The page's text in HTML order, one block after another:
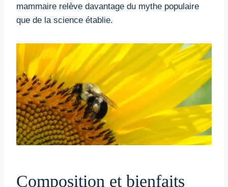
mammaire relève davantage du mythe populaire
que de la science établie.
Composition et bienfaits